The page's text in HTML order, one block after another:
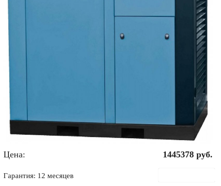
Цена: 1445378 руб.
Гарантия: 12 месяцев